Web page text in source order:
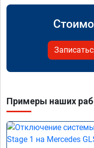
Примеры наших